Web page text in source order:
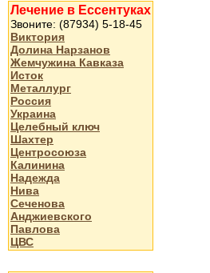
Лечение в Ессентуках
Звоните: (87934) 5-18-45
Виктория
Долина Нарзанов
Жемчужина Кавказа
Исток
Металлург
Россия
Украина
Целебный ключ
Шахтер
Центросоюза
Калинина
Надежда
Нива
Сеченова
Анджиевского
Павлова
ЦВС